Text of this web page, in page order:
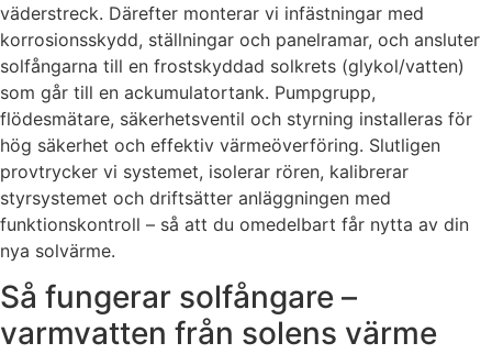
väderstreck. Därefter monterar vi infästningar med
korrosionsskydd, ställningar och panelramar, och ansluter
solfångarna till en frostskyddad solkrets (glykol/vatten)
som går till en ackumulatortank. Pumpgrupp,
flödesmätare, säkerhetsventil och styrning installeras för
hög säkerhet och effektiv värmeöverföring. Slutligen
provtrycker vi systemet, isolerar rören, kalibrerar
styrsystemet och driftsätter anläggningen med
funktionskontroll – så att du omedelbart får nytta av din
nya solvärme.
Så fungerar solfångare –
varmvatten från solens värme